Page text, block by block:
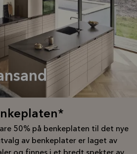
Få 50% på
benkeplaten*
Tilbudet er gyldig til
16.08.2026
Se mer
50% på benkeplaten til det nye
av benkeplater er laget av